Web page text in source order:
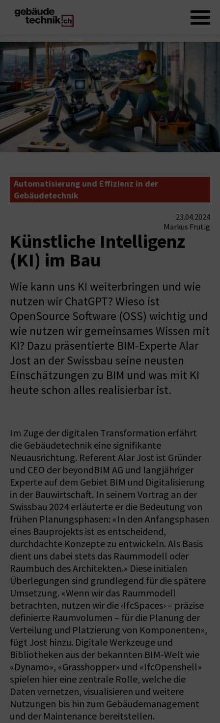
Automatisierung und Effizienz in der
Gebäudetechnik
23.04.2024
Markus Frutig
Künstliche Intelligenz
(KI) im Bau
Wie kann uns KI weiterbringen und wie
nutzen wir ChatGPT? Wieso ist
OpenSource Software (OSS) wichtig und
wie nutzen wir gemeinsames Wissen mit
KI? Dazu präsentierte BIM-Experte Alar
Jost an der Swissbau seine neusten
Einschätzungen zu BIM und was mit KI
heute schon alles realisierbar ist.
Im Zuge der digitalen Transformation erfährt
die Gebäudetechnik eine signifikante
Neuausrichtung. Referent Alar Jost ist Gründer
und CEO der beyondBIM AG und langjähriger
Experte auf dem Gebiet BIM und Digitalisierung
in der Bauwirtschaft. In seinem Vortrag an der
Swissbau 2024 erläuterte er die Bedeutung von
frühen Planungsphasen: «In den Anfangsphasen
eines Bauprojekts ist es entscheidend,
durchdachte Konzepte zu entwickeln. Als Basis
dient uns dabei stets das Raummodell oder
Raumbuch des Architekten.» Diese initialen
Überlegungen sind grundlegend für die spätere
Umsetzung. «Wenn wir das Raummodell
betrachten, nutzen wir die ‹IfcSpaces› – präzise
definierte Raumvolumen – für die Planung der
Verteilung und Platzierung von Komponenten»,
fügt Jost hinzu. Digitale Werkzeuge und
Bibliotheken aus der bekannten BIM-Welt wie
«Dynamo», «Grasshopper» und «IfcOpenshell»
spielen hier eine zentrale Rolle, welche die
Daten vernetzen, visualisieren und weitere
Nutzungen bis hin zum Gebäudemanagement
und der Mainte­nance bereitstellen.